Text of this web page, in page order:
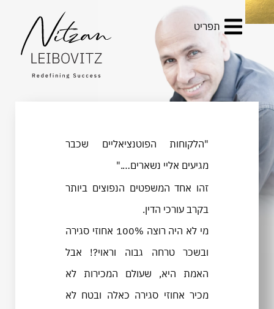
תפריט
"הלקוחות הפוטנציאליים שכבר
מגיעים אליי נשארים…."
זהו אחד המשפטים הנפוצים ביותר
בקרב עורכי הדין.
מי לא היה רוצה 100% אחוזי סגירה
ובשכר טרחה גבוה וראוי?! אבל
האמת היא, שעולם המכירות לא
מכיר אחוזי סגירה כאלה ובטח לא